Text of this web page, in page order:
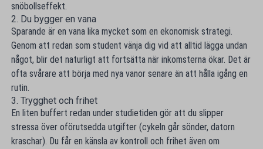
snöbollseffekt.
2. Du bygger en vana
Sparande är en vana lika mycket som en ekonomisk strategi.
Genom att redan som student vänja dig vid att alltid lägga undan
något, blir det naturligt att fortsätta när inkomsterna ökar. Det är
ofta svårare att börja med nya vanor senare än att hålla igång en
rutin.
3. Trygghet och frihet
En liten buffert redan under studietiden gör att du slipper
stressa över oförutsedda utgifter (cykeln går sönder, datorn
kraschar). Du får en känsla av kontroll och frihet även om